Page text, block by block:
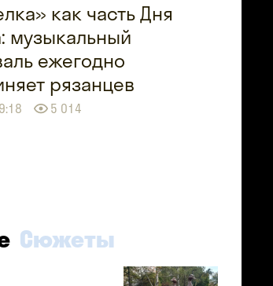
как часть Дня
музыкальный
ежегодно
рязанцев
5 014
Сюжеты